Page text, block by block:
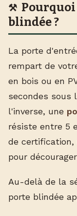
blindée ?
La porte
rempart de
en bois ou en
secondes sous
l'inverse, une
résiste entre 5
de
pour
Au-delà de la
porte blindée